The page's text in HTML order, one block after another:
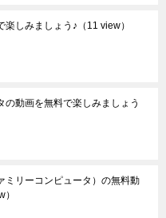
楽しみましょう♪ （11 view）
の動画を無料で楽しみましょう
ミリーコンピュータ）の無料動
）